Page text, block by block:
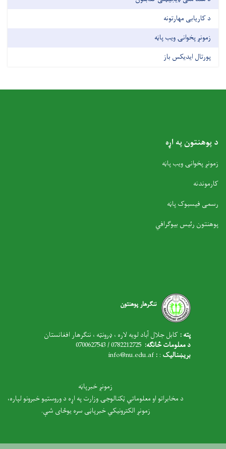
د کاریابی مهارتونه
زمونږ پخوانۍ ویب پاڼه
پورتال ایدیکس باز
د پوهنتون په اړه
زمونږ پخوانۍ ویب پاڼه
کارموندنه
رسمی فیسبوک پاڼه
پوهنتون رئیس بیوګرافي
ننګرهار پوهنتون
پته : کابل جلال آباد لویه لاره ، ډرونټه ، ننګرهار افغانستان
د معلومات څانګه:
بریښنالیک :
:
info@nu.edu.af
زمونږ خبرپاڼه
د مخابراتو او معلوماتي ټکنالوجۍ وزارت په اړه د وروستیو خبرونو لپاره،
زمونږ الکترونیکي خبرپاڼی سره یوځای شې.